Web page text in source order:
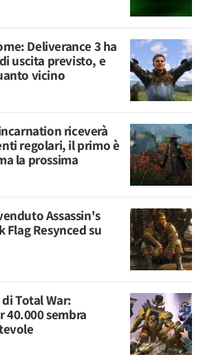
Deliverance 3 ha
uscita previsto, e
vicino
riceverà
regolari, il primo è
la prossima
Assassin's
Flag Resynced su
Total War:
40.000 sembra